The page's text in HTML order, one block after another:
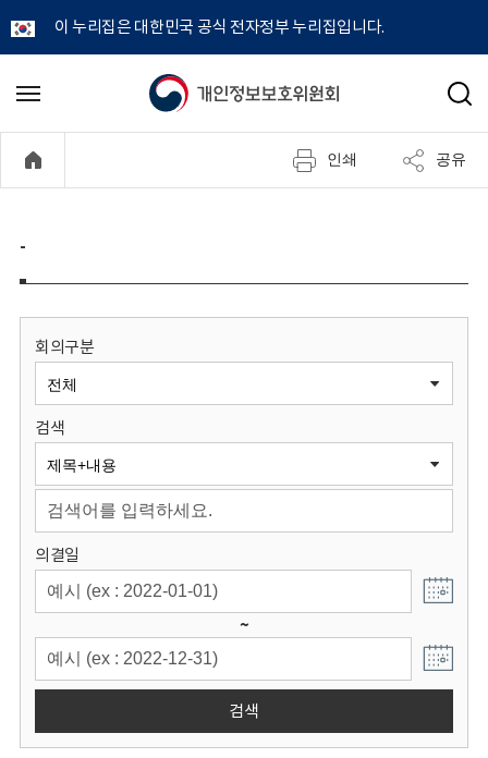
이 누리집은 대한민국 공식 전자정부 누리집입니다.
개
정
보
원
회
메
기
검
인쇄 공유
-
회의구분
검색
의결일
~
검색